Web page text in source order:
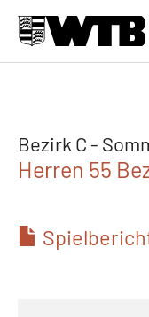
Bezirk C -
Herren 55